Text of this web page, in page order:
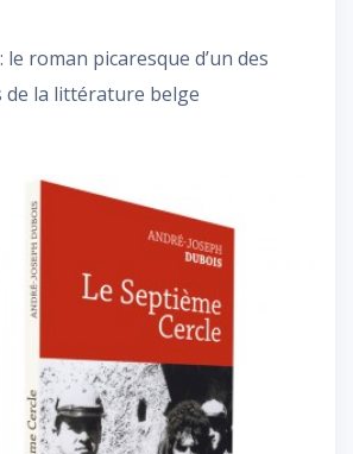
roman picaresque d’un des
de la littérature belge